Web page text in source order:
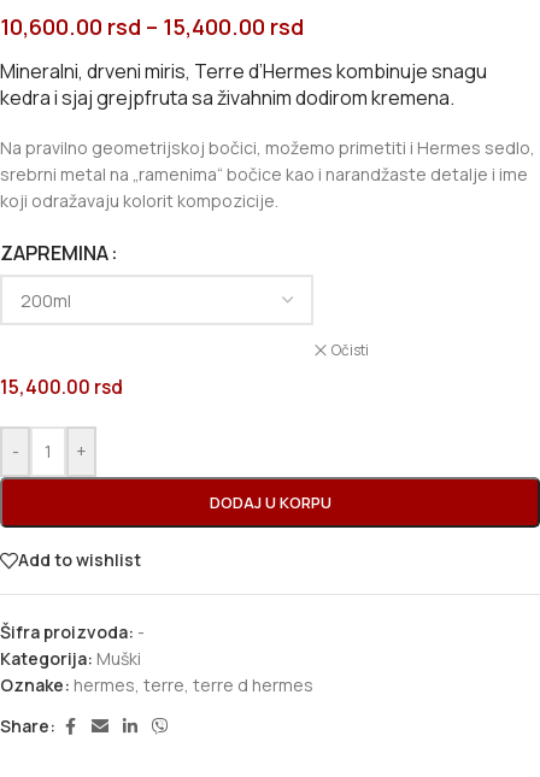
10,600.00 rsd – 15,400.00 rsd
Mineralni, drveni miris, Terre d’Hermes kombinuje snagu
kedra i sjaj grejpfruta sa živahnim dodirom kremena.
Na pravilno geometrijskoj bočici, možemo primetiti i Hermes sedlo,
srebrni metal na „ramenima“ bočice kao i narandžaste detalje i ime
koji odražavaju kolorit kompozicije.
ZAPREMINA
Očisti
15,400.00 rsd
- +
DODAJ U KORPU
Add to wishlist
Šifra proizvoda: -
Kategorija: Muški
Oznake: hermes, terre, terre d hermes
Share: